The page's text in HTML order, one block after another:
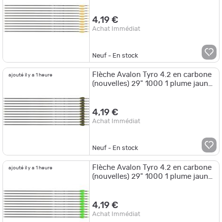
4,19 €
Achat Immédiat
Neuf - En stock
ajouté il y a 1 heure
Flèche Avalon Tyro 4.2 en carbone
(nouvelles) 29" 1000 1 plume jaune
4,19 €
Achat Immédiat
Neuf - En stock
ajouté il y a 1 heure
Flèche Avalon Tyro 4.2 en carbone
(nouvelles) 29" 1000 1 plume jaune
4,19 €
Achat Immédiat